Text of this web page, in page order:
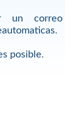
un correo
posible.